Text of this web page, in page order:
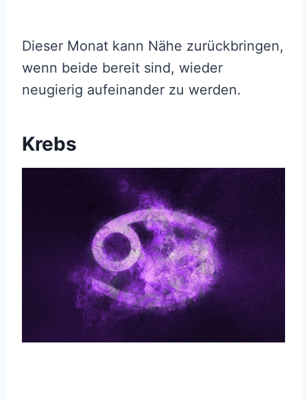
Dieser Monat kann Nähe zurückbringen,
wenn beide bereit sind, wieder
neugierig aufeinander zu werden.
Krebs